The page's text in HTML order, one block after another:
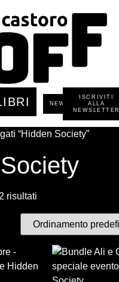
NEWS
ISCRIVITI
ALLA
NEWSLETTER
“Hidden Society”
risultati